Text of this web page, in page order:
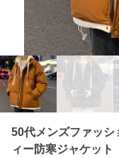
50代メンズファッシ
ィー防寒ジャケット